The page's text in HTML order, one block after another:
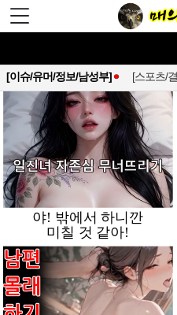
[이슈/유머/정보/남성부] [스포츠/